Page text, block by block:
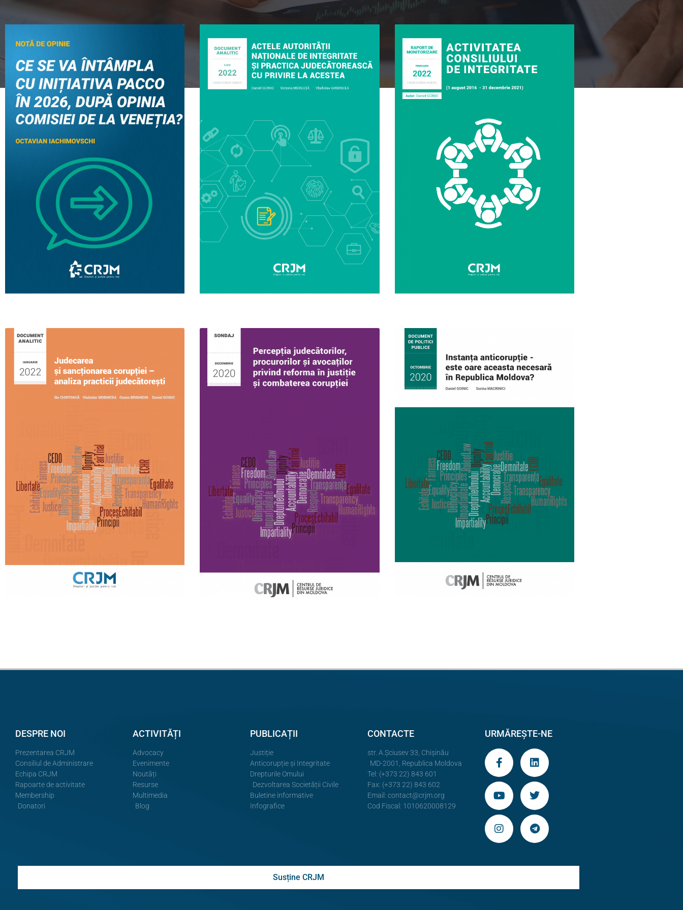
DESPRE NOI
Prezentarea CRJM
Consiliul de Administrare
Echipa CRJM
Rapoarte de activitate
Membership
Donatori
ACTIVITĂȚI
Advocacy
Evenimente
Noutăți
Resurse
Multimedia
Blog
PUBLICAȚII
Justiție
Anticorupție și Integritate
Drepturile Omului
Dezvoltarea Societății Civile
Buletine informative
Infografice
CONTACTE
str. A.Şciusev 33, Chișinău
MD-2001, Republica Moldova
Tel: (+373 22) 843 601
Fax: (+373 22) 843 602
Email: contact@crjm.org
Cod Fiscal: 1010620008129
URMĂREȘTE-NE
Susține CRJM